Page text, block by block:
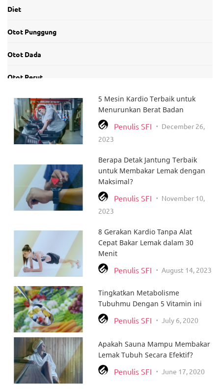
Diet
Otot Punggung
Otot Dada
Otot Perut
Otot Leher dan Bahu
Tentang Produk
Otot Kaki
Bakar Lemak
Otot Paha dan Bokong
Otot Betis
Celebrity Workout
Puasa Ramadhan
Tips Spesial SFIDN
5 Mesin Kardio Terbaik untuk
Menurunkan Berat Badan
Penulis SFI • December 26,
2023
Berapa Detak Jantung Terbaik
untuk Membakar Lemak dengan
Maksimal?
Penulis SFI • November 10,
2023
8 Gerakan Kardio Tanpa Alat
Cepat Bakar Lemak dalam 30
Menit
Penulis SFI • August 14, 2023
Tingkatkan Metabolisme
Tubuhmu Dengan 5 Vitamin ini
Penulis SFI • July 6, 2020
Apakah Sauna Mampu Membakar
Lemak Tubuh Secara Efektif?
Penulis SFI • June 17, 2020